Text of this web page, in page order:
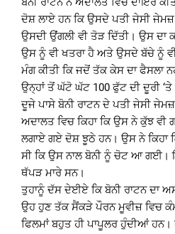
ਦੋਸ਼ ਲਾਏ ਹਨ ਕਿ ਉਸਦੇ ਪਤੀ ਜੇਸੀ
ਉਸਦੀ ਉਂਗਲੀ ਵੀ ਤੋੜ ਦਿੱਤੀ। ਉਸ ਦਾ
ਉਸ ਨੂੰ ਵੀ ਖਤਰਾ ਹੈ ਅਤੇ ਉਸਦੇ ਬੱਚੇ ਨੂੰ
ਮੰਗ ਕੀਤੀ ਕਿ ਜਦੋਂ ਤੱਕ ਕੇਸ ਦਾ ਫੈਸਲਾ
ਉਨ੍ਹਾਂ ਤੋਂ ਘੱਟੋ ਘੱਟ 100 ਫੁੱਟ ਦੀ ਦੂਰੀ
ਦੂਜੇ ਪਾਸੇ ਬੋਨੀ ਰਾਟਨ ਦੇ ਪਤੀ ਜੇਸੀ
ਅਦਾਲਤ ਵਿਚ ਕਿਹਾ ਕਿ ਉਸ ਨੇ ਕੁੱਝ
ਲਗਾਏ ਗਏ ਦੋਸ਼ ਝੂਠੇ ਹਨ। ਉਸ ਨੇ ਕਿਹਾ
ਸੀ ਕਿ ਉਸ ਨਾਲ ਬੋਨੀ ਨੂੰ ਚੋਟ ਆ ਗਈ।
ਥੱਪੜ ਮਾਰੇ ਸਨ।
ਤੁਹਾਨੂੰ ਦੱਸ ਦੇਈਏ ਕਿ ਬੋਨੀ ਰਾਟਨ ਦਾ
ਉਹ ਹੁਣ ਤੱਕ ਸੈਂਕੜੇ ਪੌਰਨ ਮੂਵੀਜ਼ ਵਿਚ
ਫਿਲਮਾਂ ਬਹੁਤ ਹੀ ਪਾਪੂਲਰ ਹੁੰਦੀਆਂ